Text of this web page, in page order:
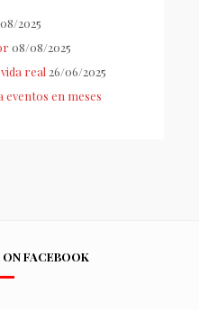
2025
08/08/2025
real 26/06/2025
en meses
FACEBOOK